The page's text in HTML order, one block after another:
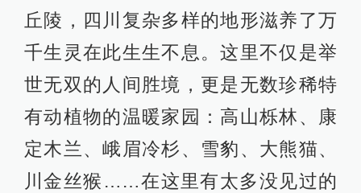
丘陵，四川复杂多样的地形滋养了万
千生灵在此生生不息。这里不仅是举
世无双的人间胜境，更是无数珍稀特
有动植物的温暖家园：高山栎林、康
定木兰、峨眉冷杉、雪豹、大熊猫、
川金丝猴……在这里有太多没见过的